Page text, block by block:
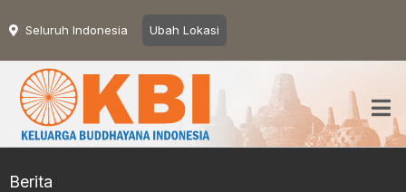
Seluruh Indonesia Ubah Lokasi
Berita